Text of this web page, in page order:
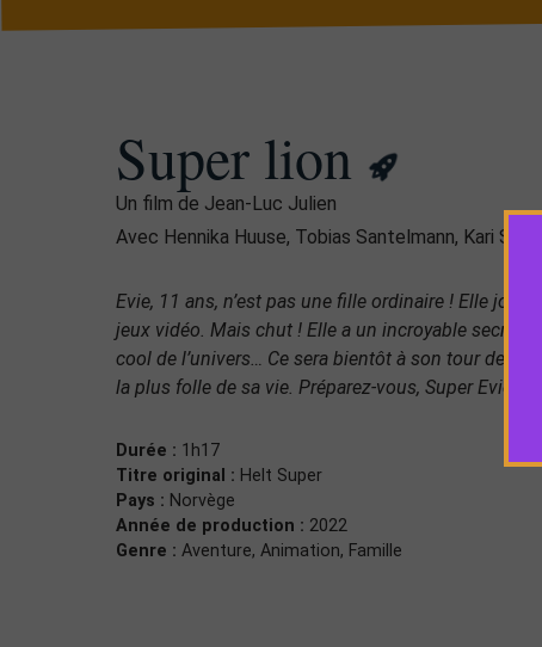
Super lion
Un film de Jean-Luc Julien
Avec Hennika Huuse, Tobias Santelmann, Kari
Evie, 11 ans, n’est pas une fille ordinaire ! Elle
jeux vidéo. Mais chut ! Elle a un incroyable secret
cool de l’univers… Ce sera bientôt à son tour de
la plus folle de sa vie. Préparez-vous, Super Evie
Durée : 1h17
Titre original : Helt Super
Pays : Norvège
Année de production : 2022
Genre : Aventure, Animation, Famille